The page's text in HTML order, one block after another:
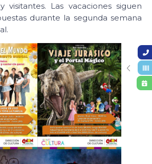
visitantes. Las vacaciones siguen
durante la segunda semana